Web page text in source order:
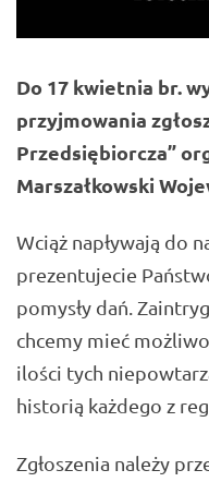
Do 17 kwietnia br.
przyjmowania
Przedsiębiorcza”
Marszałkowski
Wciąż napływają do
prezentujecie
pomysły dań.
chcemy mieć
ilości tych
historią każdego z
Zgłoszenia należy